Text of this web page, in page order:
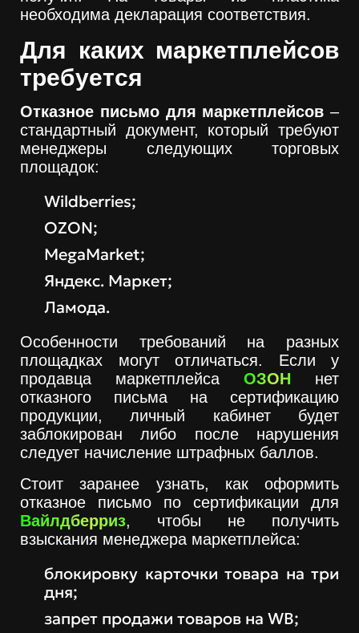
необходима декларация соответствия.
Для каких маркетплейсов
требуется
Отказное письмо для маркетплейсов –
стандартный документ, который требуют
менеджеры следующих торговых
площадок:
Wildberries;
OZON;
MegaMarket;
Яндекс. Маркет;
Ламода.
Особенности требований на разных
площадках могут отличаться. Если у
продавца маркетплейса ОЗОН
нет
отказного письма на сертификацию
продукции, личный кабинет будет
заблокирован либо после нарушения
следует начисление штрафных баллов.
Стоит заранее узнать, как оформить
отказное письмо по сертификации для
Вайлдберриз, чтобы не получить
взыскания менеджера маркетплейса:
блокировку карточки товара на три
дня;
запрет продажи товаров на WB;